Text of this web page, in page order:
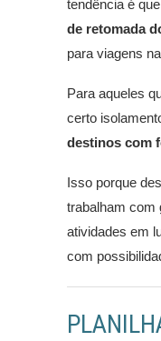
tendência é
de retomada
para viagens
Para aqueles
certo
destinos com
Isso porque
trabalham com
atividades em
com